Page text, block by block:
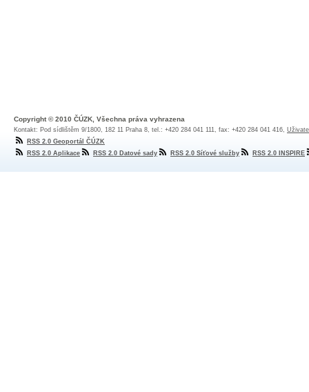
Copyright © 2010 ČÚZK, Všechna práva vyhrazena
Kontakt: Pod sídlištěm 9/1800, 182 11 Praha 8, tel.: +420 284 041 111, fax: +420 284 041 416,
RSS 2.0 Geoportál ČÚZK
RSS 2.0 Aplikace
RSS 2.0 Datové sady RSS 2.0 Síťové služby RSS 2.0 INSPIRE